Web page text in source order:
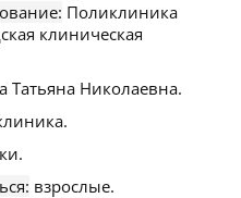
Поликлиника
клиническая
Татьяна Николаевна.
взрослые.